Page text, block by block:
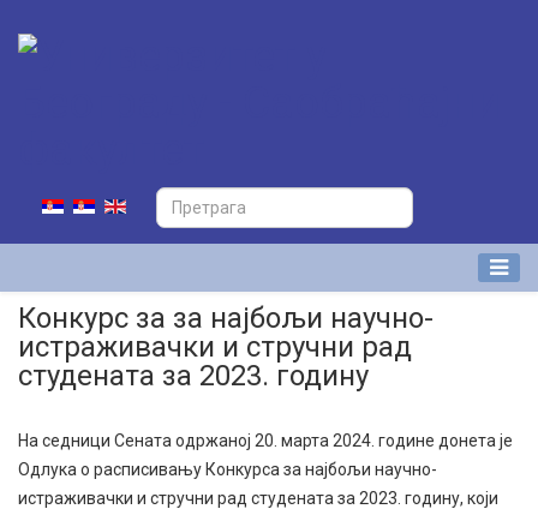
Конкурс за за најбољи научно-
истраживачки и стручни рад
студената за 2023. годину
На седници Сената одржаној 20. марта 2024. године донета је
Одлука о расписивању Конкурса за најбољи научно-
истраживачки и стручни рад студената за 2023. годину, који